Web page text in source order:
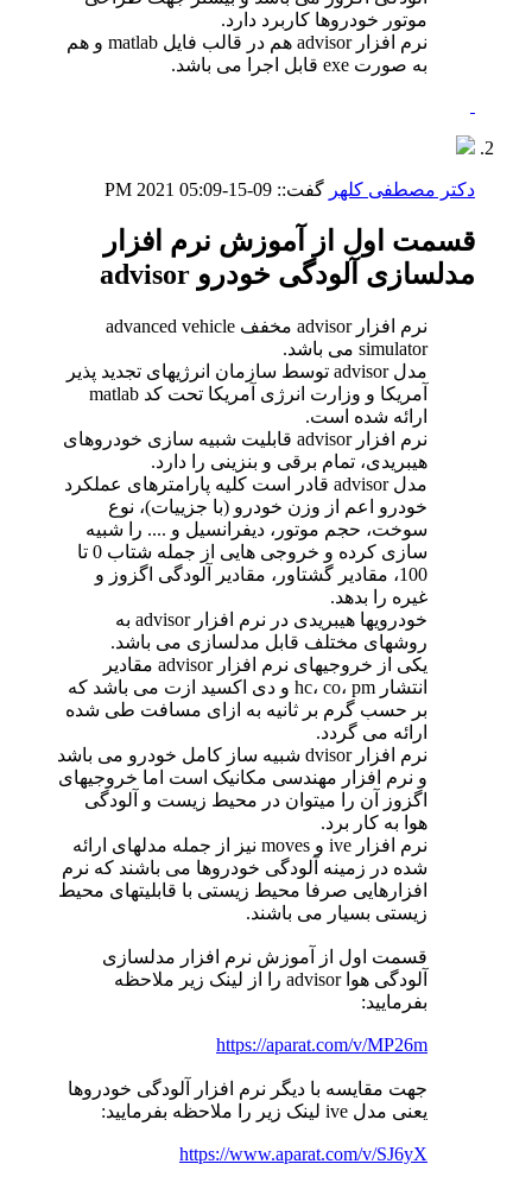
موتور خودروها کاربرد دارد.
نرم افزار advisor هم در قالب فایل matlab و هم
به صورت exe قابل اجرا می باشد.
دکتر مصطفی کلهر گفت:: 09-15-2021
05:09 PM
قسمت اول از آموزش نرم افزار
مدلسازی آلودگی خودرو advisor
نرم افزار advisor مخفف advanced vehicle
simulator می باشد.
مدل advisor توسط سازمان انرژیهای تجدید پذیر
آمریکا و وزارت انرژی آمریکا تحت کد matlab
ارائه شده است.
نرم افزار advisor قابلیت شبیه سازی خودروهای
هیبریدی، تمام برقی و بنزینی را دارد.
مدل advisor قادر است کلیه پارامترهای عملکرد
خودرو اعم از وزن خودرو (با جزییات)، نوع
سوخت، حجم موتور، دیفرانسیل و .... را شبیه
سازی کرده و خروجی هایی از جمله شتاب 0 تا
100، مقادیر گشتاور، مقادیر آلودگی اگزوز و
غیره را بدهد.
خودرویها هیبریدی در نرم افزار advisor به
روشهای مختلف قابل مدلسازی می باشد.
یکی از خروجیهای نرم افزار advisor مقادیر
انتشار hc، co، pm و دی اکسید ازت می باشد که
بر حسب گرم بر ثانیه به ازای مسافت طی شده
ارائه می گردد.
نرم افزار dvisor شبیه ساز کامل خودرو می باشد
و نرم افزار مهندسی مکانیک است اما خروجیهای
اگزوز آن را میتوان در محیط زیست و آلودگی
هوا به کار برد.
نرم افزار ive و moves نیز از جمله مدلهای ارائه
شده در زمینه آلودگی خودروها می باشند که نرم
افزارهایی صرفا محیط زیستی با قابلیتهای محیط
زیستی بسیار می باشند.
قسمت اول از آموزش نرم افزار مدلسازی
آلودگی هوا advisor را از لینک زیر ملاحظه
بفرمایید:
https://aparat.com/v/MP26m
جهت مقایسه با دیگر نرم افزار آلودگی خودروها
یعنی مدل ive لینک زیر را ملاحظه بفرمایید:
https://www.aparat.com/v/SJ6yX